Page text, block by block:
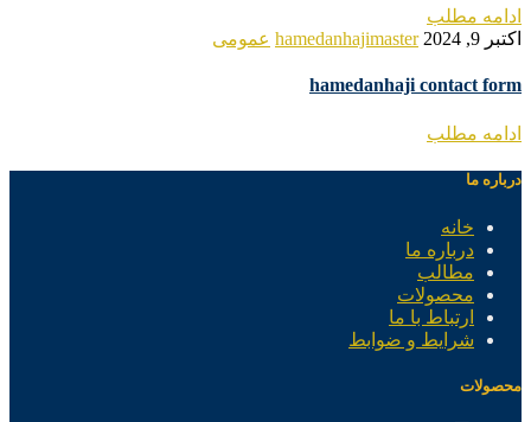
ادامه مطلب
اکتبر 9, 2024
hamedanhajimaster عمومی
hamedanhaji contact form
ادامه مطلب
درباره ما
خانه
درباره ما
مطالب
محصولات
ارتباط با ما
شرایط و ضوابط
محصولات